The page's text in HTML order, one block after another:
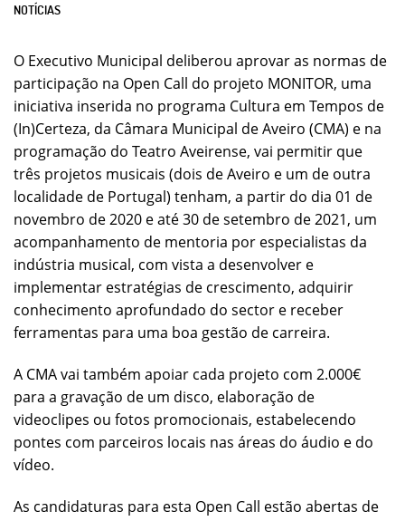
NOTÍCIAS
O Executivo Municipal deliberou aprovar as normas de
participação na Open Call do projeto MONITOR, uma
iniciativa inserida no programa Cultura em Tempos de
(In)Certeza, da Câmara Municipal de Aveiro (CMA) e na
programação do Teatro Aveirense, vai permitir que
três projetos musicais (dois de Aveiro e um de outra
localidade de Portugal) tenham, a partir do dia 01 de
novembro de 2020 e até 30 de setembro de 2021, um
acompanhamento de mentoria por especialistas da
indústria musical, com vista a desenvolver e
implementar estratégias de crescimento, adquirir
conhecimento aprofundado do sector e receber
ferramentas para uma boa gestão de carreira.
A CMA vai também apoiar cada projeto com 2.000€
para a gravação de um disco, elaboração de
videoclipes ou fotos promocionais, estabelecendo
pontes com parceiros locais nas áreas do áudio e do
vídeo.
As candidaturas para esta Open Call estão abertas de